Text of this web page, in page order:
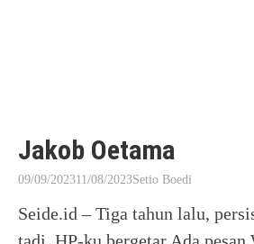
Jakob Oetama
09/09/202311/08/2023Setio Boedi
Seide.id – Tiga tahun lalu,